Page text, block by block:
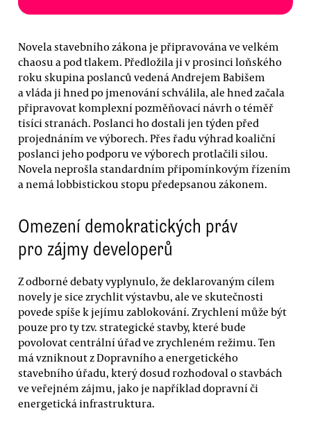
Novela stavebního zákona je připravována ve velkém
chaosu a pod tlakem. Předložila ji v prosinci loňského
roku skupina poslanců vedená Andrejem Babišem
a vláda ji hned po jmenování schválila, ale hned začala
připravovat komplexní pozměňovací návrh o téměř
tisíci stranách. Poslanci ho dostali jen týden před
projednáním ve výborech. Přes řadu výhrad koaliční
poslanci jeho podporu ve výborech protlačili silou.
Novela neprošla standardním připomínkovým řízením
a nemá lobbistickou stopu předepsanou zákonem.
Omezení demokratických práv
pro zájmy developerů
Z odborné debaty vyplynulo, že deklarovaným cílem
novely je sice zrychlit výstavbu, ale ve skutečnosti
povede spíše k jejímu zablokování. Zrychlení může být
pouze pro ty tzv. strategické stavby, které bude
povolovat centrální úřad ve zrychleném režimu. Ten
má vzniknout z Dopravního a energetického
stavebního úřadu, který dosud rozhodoval o stavbách
ve veřejném zájmu, jako je například dopravní či
energetická infrastruktura.